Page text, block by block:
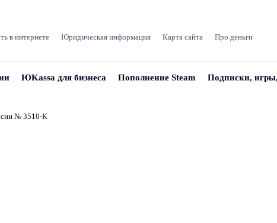
в интернете Юридическая информация Карта сайта Про деньги
ЮKassa для бизнеса Пополнение Steam Подписки,
№ 3510‑К